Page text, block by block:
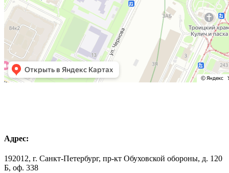
Адрес:
192012, г. Санкт-Петербург, пр-кт Обуховской обороны, д. 120
Б, оф. 338